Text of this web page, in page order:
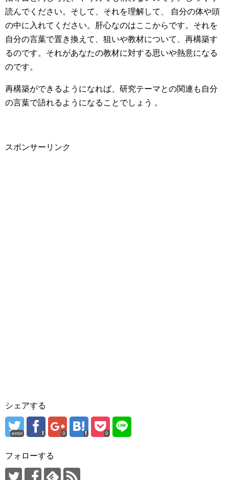
読んでください。そして、それを理解して、 自分の体や頭
の中に入れてください。肝心なのはここからです。それを
自分の言葉で置き換えて、狙いや教材について、再構築す
るのです。それがあなたの教材に対する思いや熱意になる
のです。
再構築ができるようになれば、研究テーマとの関連も自分
の言葉で語れるようになることでしょう 。
スポンサーリンク
シェアする
error 0 0
フォローする